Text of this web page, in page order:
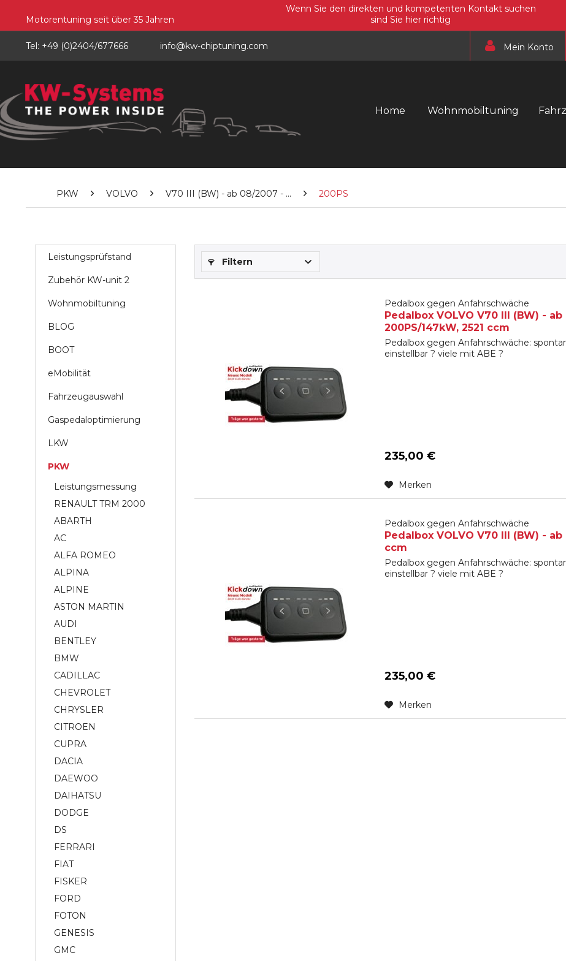
Motorentuning seit über 35 Jahren
Wenn Sie den direkten und kompetenten Kontakt suchen
sind Sie hier richtig
Tel: +49 (0)2404/677666 info@kw-chiptuning.com Mein Konto
Home Wohnmobiltuning
PKW VOLVO V70 III (BW) - ab 08/2007 - ... 200PS
Leistungsprüfstand
Zubehör KW-unit 2
Wohnmobiltuning
BLOG
BOOT
eMobilität
Fahrzeugauswahl
Gaspedaloptimierung
LKW
PKW
Leistungsmessung
RENAULT TRM 2000
ABARTH
AC
ALFA ROMEO
ALPINA
ALPINE
ASTON MARTIN
AUDI
BENTLEY
BMW
CADILLAC
CHEVROLET
CHRYSLER
CITROEN
CUPRA
DACIA
DAEWOO
DAIHATSU
DODGE
DS
FERRARI
FIAT
FISKER
FORD
FOTON
GENESIS
GMC
Filtern
Pedalbox gegen Anfahrschwäche
Pedalbox VOLVO V70 III (BW) -
200PS/147kW, 2521 ccm
Pedalbox gegen Anfahrschwäche:
einstellbar ? viele mit ABE ?
235,00 €
Merken
Pedalbox gegen Anfahrschwäche
Pedalbox VOLVO V70 III (BW) - ab
ccm
Pedalbox gegen Anfahrschwäche:
einstellbar ? viele mit ABE ?
235,00 €
Merken